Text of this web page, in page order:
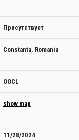
Присутствует
Constanta, Romania
OOCL
show map
11/28/2024